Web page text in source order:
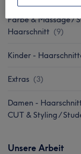
Herren -
Farbe & Massage /
Haarschnitt (9)
Kinder -
Extras (3)
Damen -
CUT & Styling /
Unsere Arbeit